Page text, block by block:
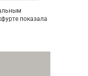
показала